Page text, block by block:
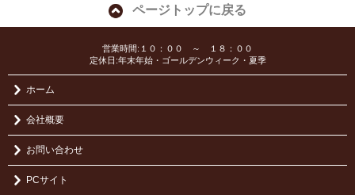
ページトップに戻る
営業時間:１０：００ ～ １８：００
定休日:年末年始・ゴールデンウィーク・夏季
ホーム
会社概要
お問い合わせ
PCサイト